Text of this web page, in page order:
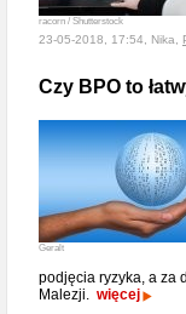
racorn / Shutterstock
23-05-2018, 17:54, Nika,
Czy BPO to
Geralt
podjęcia ryzyka, a za
Malezji. więcej